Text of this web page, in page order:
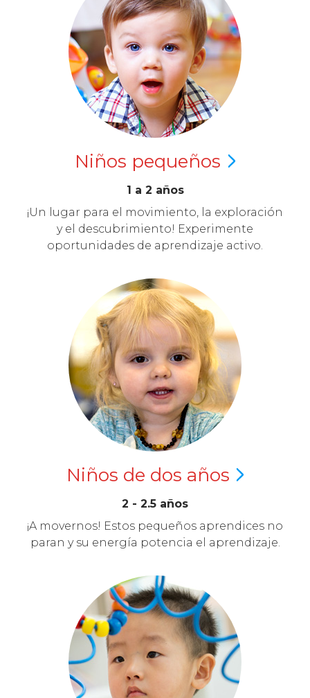
Niños pequeños
1 a 2 años
¡Un lugar para el movimiento, la exploración
y el descubrimiento! Experimente
oportunidades de aprendizaje activo.
Niños de dos años
2 - 2.5 años
¡A movernos! Estos pequeños aprendices no
paran y su energía potencia el aprendizaje.